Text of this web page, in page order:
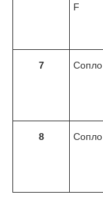
F
7
8 Сопло